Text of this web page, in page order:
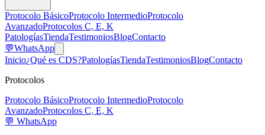
Protocolo BásicoProtocolo IntermedioProtocolo
AvanzadoProtocolos C, E, K
PatologíasTiendaTestimoniosBlogContacto
💬WhatsApp
Inicio¿Qué es CDS?PatologíasTiendaTestimoniosBlogContacto
Protocolos
Protocolo BásicoProtocolo IntermedioProtocolo
AvanzadoProtocolos C, E, K
💬 WhatsApp